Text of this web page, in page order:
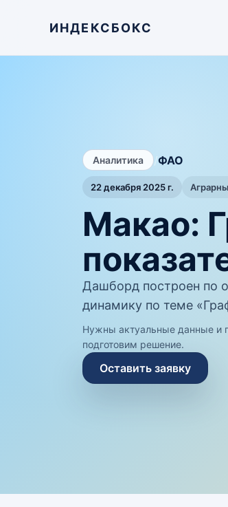
ИНДЕКСБОКС
Аналитика /ФАО
22 декабря 2025 г.
Макао:
Дашборд построен по
динамику по теме
Нужны актуальные данные и
подготовим решение.
Оставить заявку